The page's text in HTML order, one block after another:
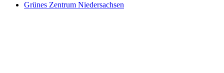
Grünes Zentrum Niedersachsen